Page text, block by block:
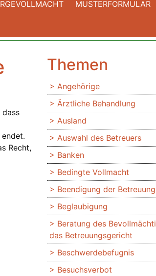
MUSTERFORMULAR
dass
Recht,
Themen
Angehörige
Ärztliche Behandlung
Ausland
Auswahl des Betreuers
Banken
Bedingte Vollmacht
Beendigung der Betreuung
Beglaubigung
Beratung des
das Betreuungsgericht
Beschwerdebefugnis
Besuchsverbot